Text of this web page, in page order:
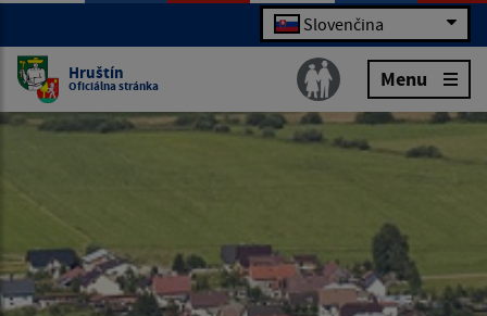
Slovenčina
Hruštín
Oficiálna stránka Menu